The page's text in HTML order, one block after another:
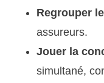
Regrouper
assureurs.
Jouer la
simultané,